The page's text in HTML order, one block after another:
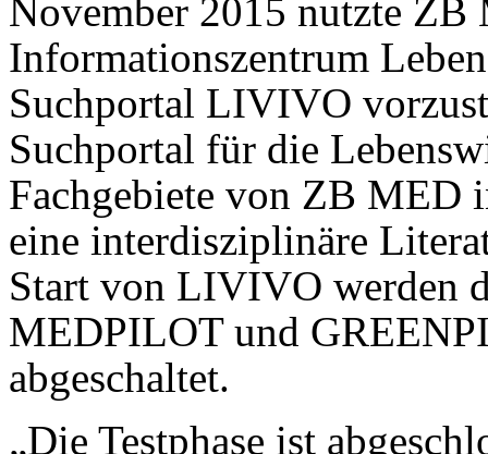
November 2015 nutzte
Informationszentrum
Suchportal LIVIVO
Suchportal für die
Fachgebiete von ZB MED
eine interdisziplinäre
Start von LIVIVO werden
MEDPILOT und
abgeschaltet.
„Die Testphase ist